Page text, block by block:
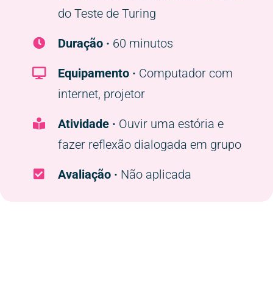
do Teste de Turing
Duração · 60 minutos
Equipamento · Computador com
internet, projetor
Atividade · Ouvir uma estória e
fazer reflexão dialogada em grupo
Avaliação · Não aplicada